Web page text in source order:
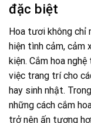
đặc biệt
Hoa tươi không chỉ
hiện tình cảm, cảm
kiện. Cắm hoa
việc trang trí cho
hay sinh nhật.
những cách cắm
trở nên ấn tượng